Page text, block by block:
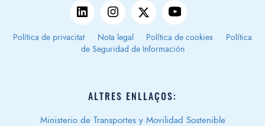
Política de privacitat Nota legal Política de cookies
Política
de Seguridad de Información
ALTRES ENLLAÇOS:
Ministerio de Transportes y Movilidad Sostenible